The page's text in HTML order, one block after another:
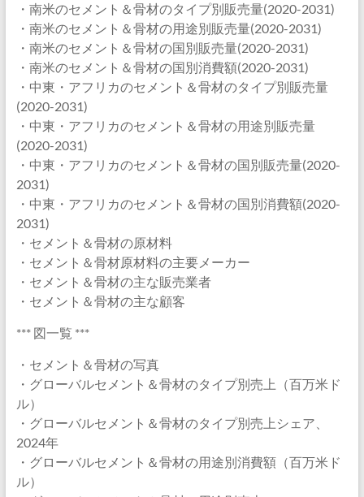
・南米のセメント＆骨材のタイプ別販売量(2020-2031)
・南米のセメント＆骨材の用途別販売量(2020-2031)
・南米のセメント＆骨材の国別販売量(2020-2031)
・南米のセメント＆骨材の国別消費額(2020-2031)
・中東・アフリカのセメント＆骨材のタイプ別販売量
(2020-2031)
・中東・アフリカのセメント＆骨材の用途別販売量
(2020-2031)
・中東・アフリカのセメント＆骨材の国別販売量(2020-
2031)
・中東・アフリカのセメント＆骨材の国別消費額(2020-
2031)
・セメント＆骨材の原材料
・セメント＆骨材原材料の主要メーカー
・セメント＆骨材の主な販売業者
・セメント＆骨材の主な顧客
*** 図一覧 ***
・セメント＆骨材の写真
・グローバルセメント＆骨材のタイプ別売上（百万米ド
ル）
・グローバルセメント＆骨材のタイプ別売上シェア、
2024年
・グローバルセメント＆骨材の用途別消費額（百万米ド
ル）